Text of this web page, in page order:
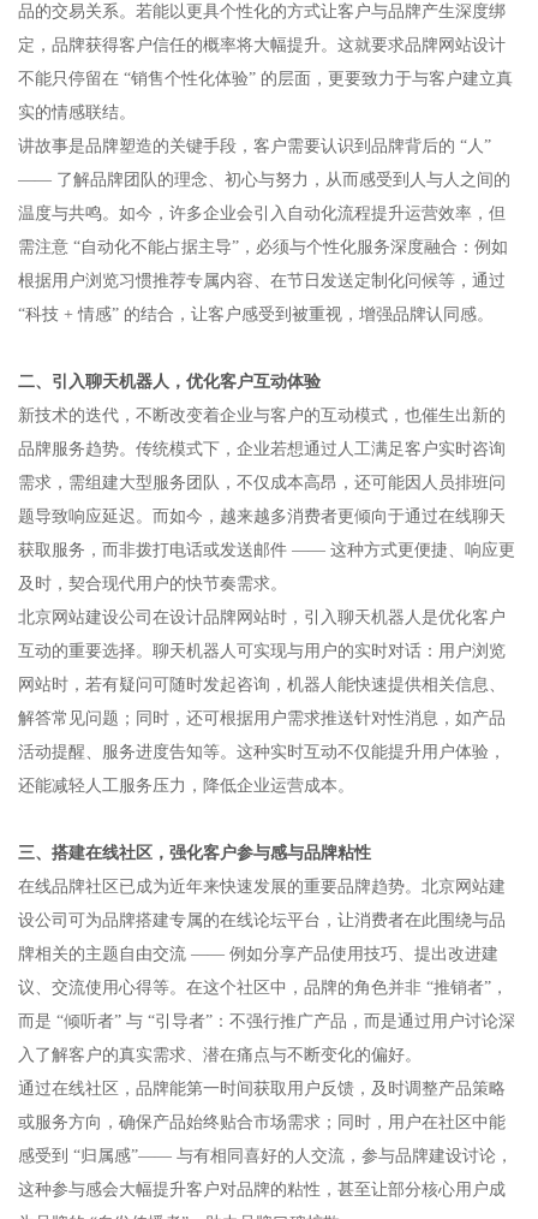
品的交易关系。若能以更具个性化的方式让客户与品牌产生深度绑
定，品牌获得客户信任的概率将大幅提升。这就要求品牌网站设计
不能只停留在 “销售个性化体验” 的层面，更要致力于与客户建立真
实的情感联结。​
讲故事是品牌塑造的关键手段，客户需要认识到品牌背后的 “人”
—— 了解品牌团队的理念、初心与努力，从而感受到人与人之间的
温度与共鸣。如今，许多企业会引入自动化流程提升运营效率，但
需注意 “自动化不能占据主导”，必须与个性化服务深度融合：例如
根据用户浏览习惯推荐专属内容、在节日发送定制化问候等，通过
“科技 + 情感” 的结合，让客户感受到被重视，增强品牌认同感。​
二、引入聊天机器人，优化客户互动体验​
新技术的迭代，不断改变着企业与客户的互动模式，也催生出新的
品牌服务趋势。传统模式下，企业若想通过人工满足客户实时咨询
需求，需组建大型服务团队，不仅成本高昂，还可能因人员排班问
题导致响应延迟。而如今，越来越多消费者更倾向于通过在线聊天
获取服务，而非拨打电话或发送邮件 —— 这种方式更便捷、响应更
及时，契合现代用户的快节奏需求。​
北京网站建设公司在设计品牌网站时，引入聊天机器人是优化客户
互动的重要选择。聊天机器人可实现与用户的实时对话：用户浏览
网站时，若有疑问可随时发起咨询，机器人能快速提供相关信息、
解答常见问题；同时，还可根据用户需求推送针对性消息，如产品
活动提醒、服务进度告知等。这种实时互动不仅能提升用户体验，
还能减轻人工服务压力，降低企业运营成本。​
三、搭建在线社区，强化客户参与感与品牌粘性​
在线品牌社区已成为近年来快速发展的重要品牌趋势。北京网站建
设公司可为品牌搭建专属的在线论坛平台，让消费者在此围绕与品
牌相关的主题自由交流 —— 例如分享产品使用技巧、提出改进建
议、交流使用心得等。在这个社区中，品牌的角色并非 “推销者”，
而是 “倾听者” 与 “引导者”：不强行推广产品，而是通过用户讨论深
入了解客户的真实需求、潜在痛点与不断变化的偏好。​
通过在线社区，品牌能第一时间获取用户反馈，及时调整产品策略
或服务方向，确保产品始终贴合市场需求；同时，用户在社区中能
感受到 “归属感”—— 与有相同喜好的人交流，参与品牌建设讨论，
这种参与感会大幅提升客户对品牌的粘性，甚至让部分核心用户成